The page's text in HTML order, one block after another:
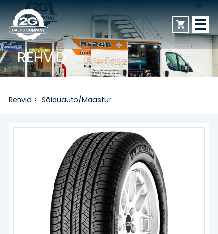
REHVID
Sõiduauto/Maastur
Veoauto
Mootorratas
Kaubik
Rehvid > Sõiduauto/Maastur